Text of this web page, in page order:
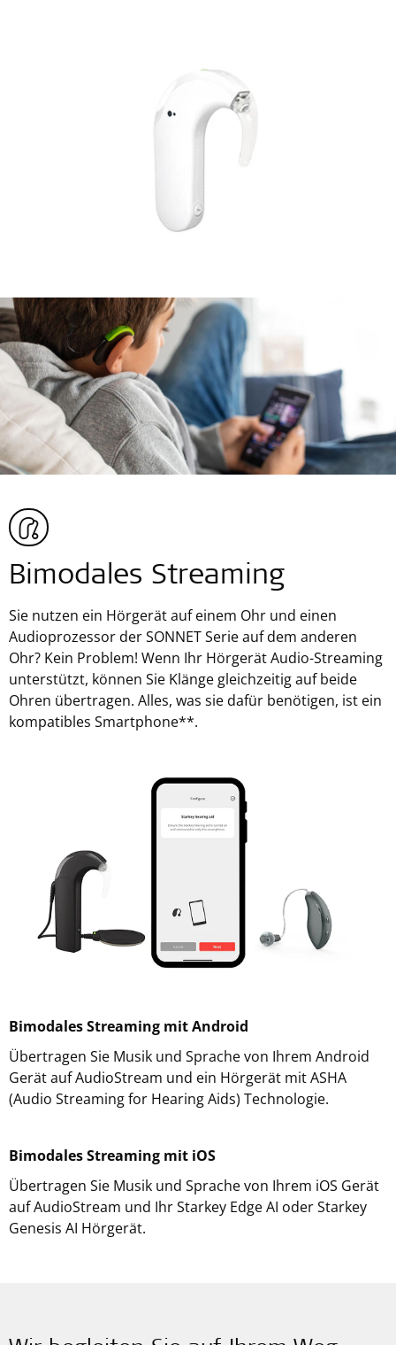
Bimodales Streaming
Sie nutzen ein Hörgerät auf einem Ohr und einen
Audioprozessor der SONNET Serie auf dem anderen
Ohr? Kein Problem! Wenn Ihr Hörgerät Audio-Streaming
unterstützt, können Sie Klänge gleichzeitig auf beide
Ohren übertragen. Alles, was sie dafür benötigen, ist ein
kompatibles Smartphone**.
Bimodales Streaming mit Android
Übertragen Sie Musik und Sprache von Ihrem Android
Gerät auf AudioStream und ein Hörgerät mit ASHA
(Audio Streaming for Hearing Aids) Technologie.
Bimodales Streaming mit iOS
Übertragen Sie Musik und Sprache von Ihrem iOS Gerät
auf AudioStream und Ihr Starkey Edge AI oder Starkey
Genesis AI Hörgerät.